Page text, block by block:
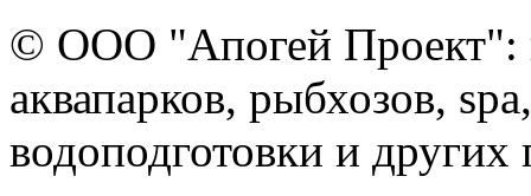
© ООО "Апогей Проект":
аквапарков, рыбхозов,
водоподготовки и